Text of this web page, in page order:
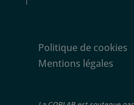
Politique de cookies
Mentions légales